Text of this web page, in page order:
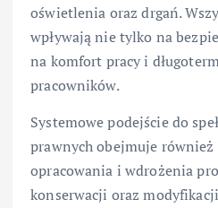
oświetlenia oraz drgań.
wpływają nie tylko na
na komfort pracy i
pracowników.
Systemowe podejście do
prawnych obejmuje również
opracowania i wdrożenia
konserwacji oraz